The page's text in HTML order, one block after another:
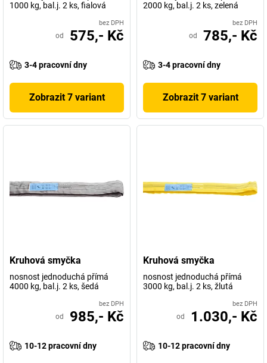
1000 kg, bal.j. 2 ks, fialová
bez DPH
od 575,- Kč
3-4 pracovní dny
Zobrazit 7 variant
2000 kg, bal.j. 2 ks, zelená
bez DPH
od 785,- Kč
3-4 pracovní dny
Zobrazit 7 variant
Kruhová smyčka
nosnost jednoduchá přímá
4000 kg, bal.j. 2 ks, šedá
bez DPH
od 985,- Kč
10-12 pracovní dny
Kruhová smyčka
nosnost jednoduchá přímá
3000 kg, bal.j. 2 ks, žlutá
bez DPH
od 1.030,- Kč
10-12 pracovní dny